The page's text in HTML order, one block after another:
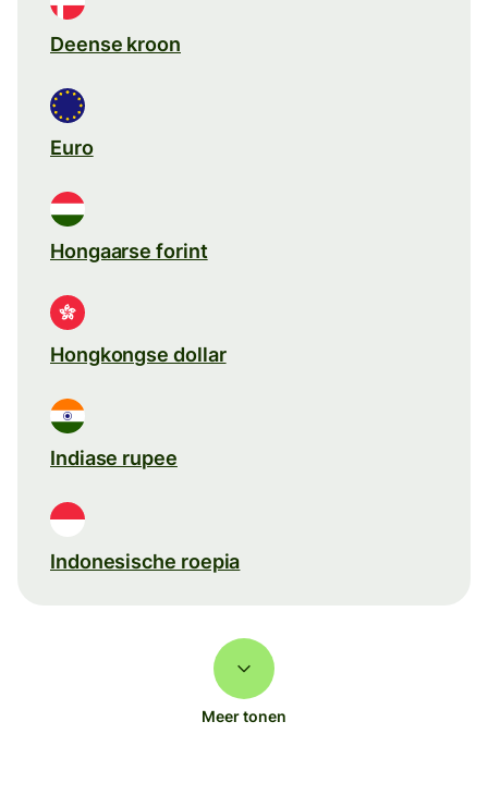
Deense kroon
Euro
Hongaarse forint
Hongkongse dollar
Indiase rupee
Indonesische roepia
Meer tonen